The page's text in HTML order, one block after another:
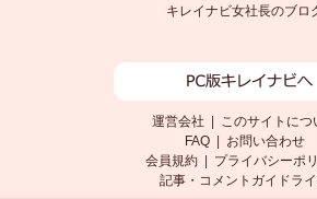
キレイナビ女社長のブロ
運営会社
このサイトにつ
FAQ
お問い合わせ
会員規約|
プライバシーポ
記事・コメントガイドラ